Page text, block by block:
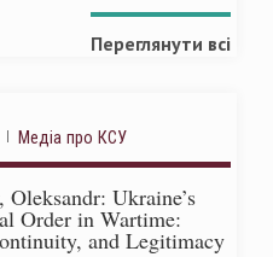
Переглянути всі
Медіа про КСУ
Oleksandr: Ukraine’s
Order in Wartime:
and Legitimacy